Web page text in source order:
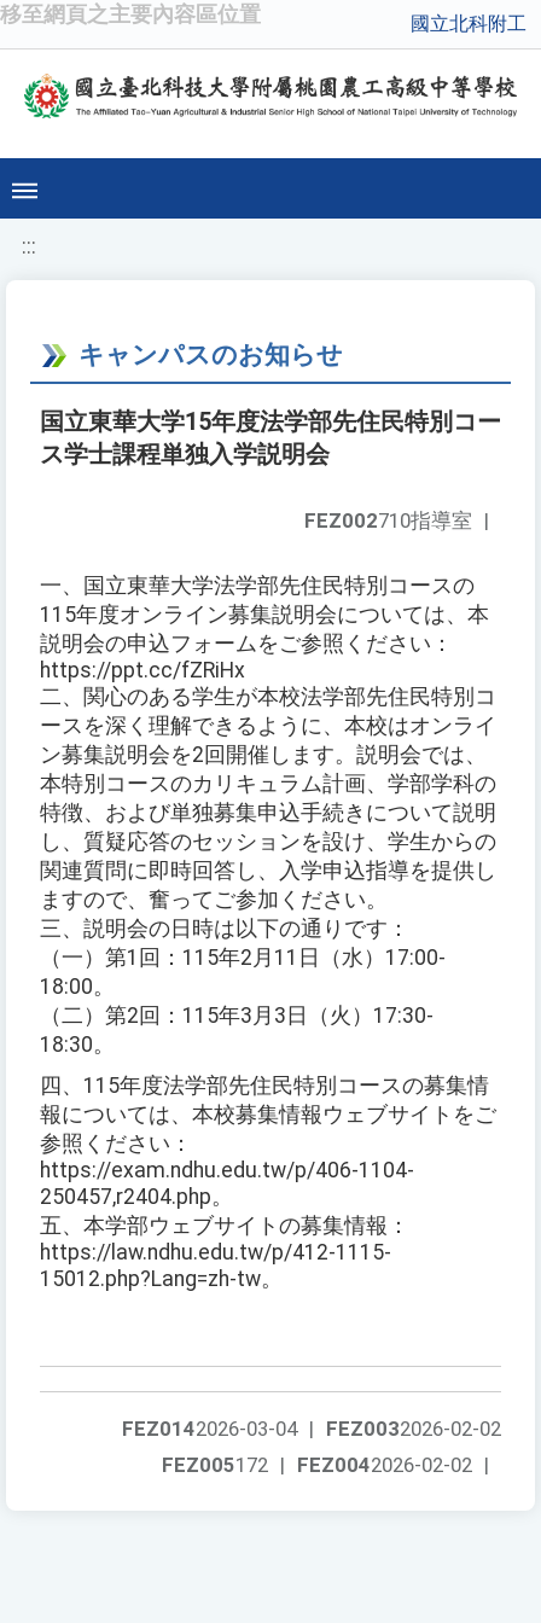
移至網頁之主要內容區位置 國立北科附工
:::
キャンパスのお知らせ
国立東華大学15年度法学部先住民特別コー
ス学士課程単独入学説明会
FEZ002710指導室 |
一、国立東華大学法学部先住民特別コースの
115年度オンライン募集説明会については、本
説明会の申込フォームをご参照ください：
https://ppt.cc/fZRiHx
二、関心のある学生が本校法学部先住民特別コ
ースを深く理解できるように、本校はオンライ
ン募集説明会を2回開催します。説明会では、
本特別コースのカリキュラム計画、学部学科の
特徴、および単独募集申込手続きについて説明
し、質疑応答のセッションを設け、学生からの
関連質問に即時回答し、入学申込指導を提供し
ますので、奮ってご参加ください。
三、説明会の日時は以下の通りです：
（一）第1回：115年2月11日（水）17:00-
18:00。
（二）第2回：115年3月3日（火）17:30-
18:30。
四、115年度法学部先住民特別コースの募集情
報については、本校募集情報ウェブサイトをご
参照ください：
https://exam.ndhu.edu.tw/p/406-1104-
250457,r2404.php。
五、本学部ウェブサイトの募集情報：
https://law.ndhu.edu.tw/p/412-1115-
15012.php?Lang=zh-tw。
FEZ0032026-02-02
FEZ0142026-03-04 |
FEZ0042026-02-02 |
FEZ005172 |